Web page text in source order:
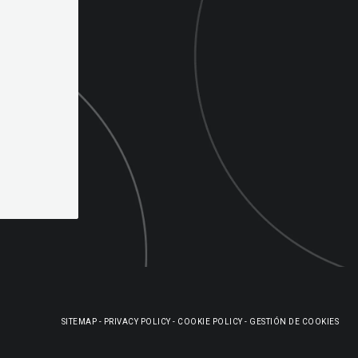
SITEMAP - PRIVACY POLICY- COOKIE POLICY- GESTIÓN DE COOKIES